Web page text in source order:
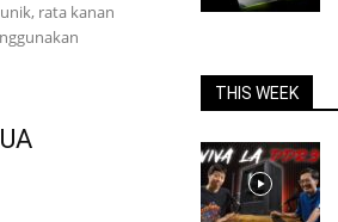
rata kanan
THIS WEEK